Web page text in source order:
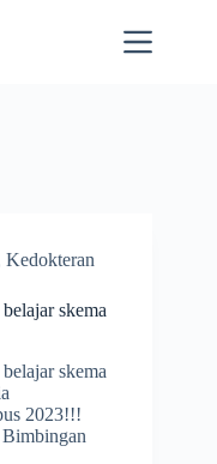
Kedokteran
skema
skema
2023!!!